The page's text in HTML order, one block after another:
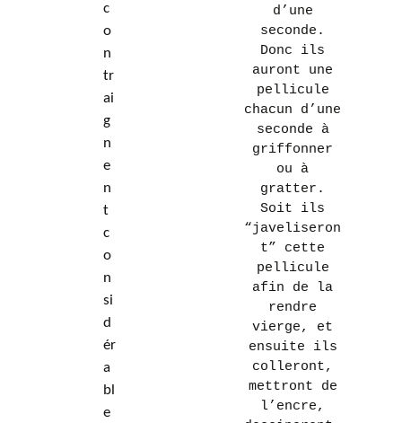
c
o
n
tr
ai
g
n
e
n
t
c
o
n
si
d
ér
a
bl
e
d’une
seconde.
Donc ils
auront une
pellicule
chacun d’une
seconde à
griffonner
ou à
gratter.
Soit ils
“javeliseron
t” cette
pellicule
afin de la
rendre
vierge, et
ensuite ils
colleront,
mettront de
l’encre,